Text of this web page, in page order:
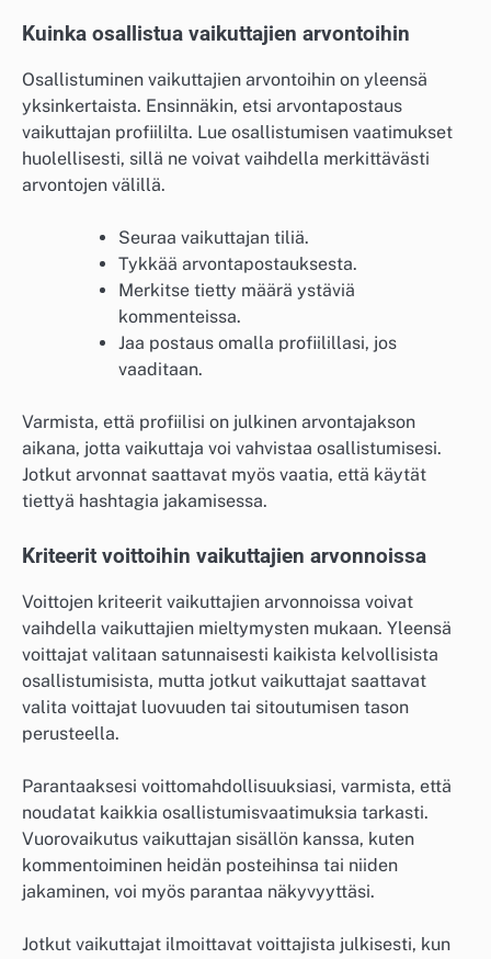
Kuinka osallistua vaikuttajien arvontoihin
Osallistuminen vaikuttajien arvontoihin on yleensä
yksinkertaista. Ensinnäkin, etsi arvontapostaus
vaikuttajan profiililta. Lue osallistumisen vaatimukset
huolellisesti, sillä ne voivat vaihdella merkittävästi
arvontojen välillä.
Seuraa vaikuttajan tiliä.
Tykkää arvontapostauksesta.
Merkitse tietty määrä ystäviä
kommenteissa.
Jaa postaus omalla profiilillasi, jos
vaaditaan.
Varmista, että profiilisi on julkinen arvontajakson
aikana, jotta vaikuttaja voi vahvistaa osallistumisesi.
Jotkut arvonnat saattavat myös vaatia, että käytät
tiettyä hashtagia jakamisessa.
Kriteerit voittoihin vaikuttajien arvonnoissa
Voittojen kriteerit vaikuttajien arvonnoissa voivat
vaihdella vaikuttajien mieltymysten mukaan. Yleensä
voittajat valitaan satunnaisesti kaikista kelvollisista
osallistumisista, mutta jotkut vaikuttajat saattavat
valita voittajat luovuuden tai sitoutumisen tason
perusteella.
Parantaaksesi voittomahdollisuuksiasi, varmista, että
noudatat kaikkia osallistumisvaatimuksia tarkasti.
Vuorovaikutus vaikuttajan sisällön kanssa, kuten
kommentoiminen heidän posteihinsa tai niiden
jakaminen, voi myös parantaa näkyvyyttäsi.
Jotkut vaikuttajat ilmoittavat voittajista julkisesti, kun